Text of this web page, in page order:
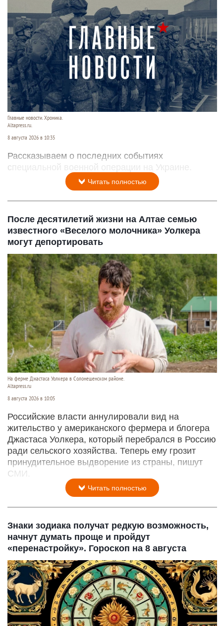
Главные новости. Хроника.
Altapress.ru.
8 августа 2026 в 10:35
Рассказываем о последних событиях
специальной военной операции на Украине.
Читать полностью
После десятилетий жизни на Алтае семью
известного «Веселого молочника» Уолкера
могут депортировать
На ферме Джастаса Уолкера в Солонешенском районе.
Altapress.ru
8 августа 2026 в 10:05
Российские власти аннулировали вид на
жительство у американского фермера и блогера
Джастаса Уолкера, который перебрался в Россию
ради сельского хозяйства. Теперь ему грозит
принудительное выдворение из страны, пишут
СМИ.
Читать полностью
Знаки зодиака получат редкую возможность,
начнут думать проще и пройдут
«перенастройку». Гороскоп на 8 августа